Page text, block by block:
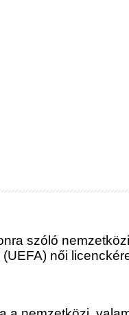
szóló
női